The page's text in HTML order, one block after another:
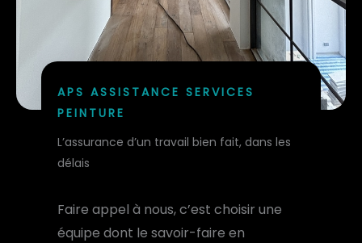
APS ASSISTANCE SERVICES
PEINTURE
L’assurance d’un travail bien fait, dans les
délais
Faire appel à nous, c’est choisir une
équipe dont le savoir-faire en